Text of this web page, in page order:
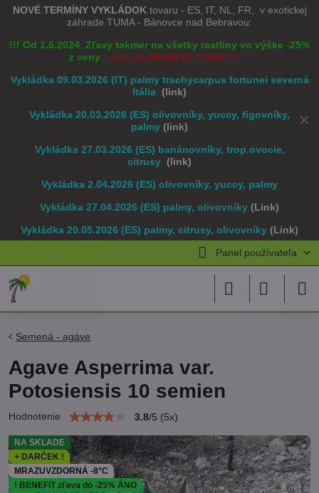
✕
NOVÉ TERMÍNY VYKLÁDOK tovaru - ES, IT, NL, FR, v exotickej
záhrade TUMA - Bánovce nad Bebravou:
!!! Od 1.6.2024 Zľavy takmer na všetky rastliny vo výške -25%
z ceny - viac viz BENEFIT TUMA !!!
Vykládka 09.03.2026 (IT) palmy trachycarpus fortunei severná
Itália (link)
Vykládka 20.03.2026 (ES) olivovníky, yuccy, figovníky,
palmy (link)
Vykládka 27.03.2026 (ES) banánovníky, trop.ovocie,
citrusy (link)
Vykládka 2.04.2026 (ES) olivovníky, yuccy, palmy
Vykládka 27.04.2026 (ES) palmy, olivovníky (Link)
Vykládka 20.05.2026 (ES) palmy, citrusy, olivovníky (Link)
Panel používateľa
NA SKLADE
+ DARČEK !
MRAZUVZDORNÁ -8°C
! BENEFIT zľava do -25% ÁNO
Semená - agáve
Agave Asperrima var.
Potosiensis 10 semien
Hodnotenie 3.8/5 (5x)